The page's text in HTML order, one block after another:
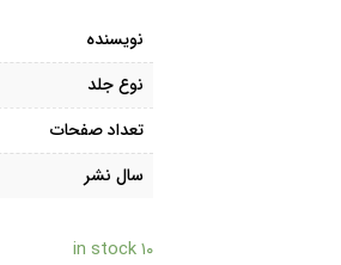
نویسنده
نوع جلد
تعداد صفحات
سال نشر
۱۰ in stock